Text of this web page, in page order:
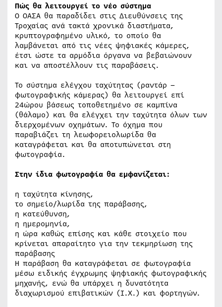
Πώς θα λειτουργεί το νέο σύστημα
Ο ΟΑΣΑ θα παραδίδει στις Διευθύνσεις της
Τροχαίας ανά τακτά χρονικά διαστήματα,
κρυπτογραφημένο υλικό, το οποίο θα
λαμβάνεται από τις νέες ψηφιακές κάμερες,
έτσι ώστε τα αρμόδια όργανα να βεβαιώνουν
και να αποστέλλουν τις παραβάσεις.
Το σύστημα ελέγχου ταχύτητας (ραντάρ –
φωτογραφικής κάμερας) θα λειτουργεί επί
24ώρου βάσεως τοποθετημένο σε καμπίνα
(θάλαμο) και θα ελέγχει την ταχύτητα όλων των
διερχομένων οχημάτων. Το όχημα που
παραβιάζει τη λεωφορειολωρίδα θα
καταγράφεται και θα αποτυπώνεται στη
φωτογραφία.
Στην ίδια φωτογραφία θα εμφανίζεται:
η ταχύτητα κίνησης,
το σημείο/λωρίδα της παράβασης,
η κατεύθυνση,
η ημερομηνία,
η ώρα καθώς επίσης και κάθε στοιχείο που
κρίνεται απαραίτητο για την τεκμηρίωση της
παράβασης
Η παράβαση θα καταγράφεται σε φωτογραφία
μέσω ειδικής έγχρωμης ψηφιακής φωτογραφικής
μηχανής, ενώ θα υπάρχει η δυνατότητα
διαχωρισμού επιβατικών (Ι.Χ.) και φορτηγών.